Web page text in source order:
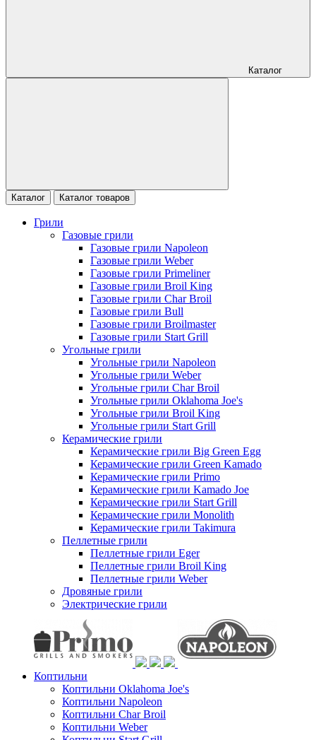
Каталог
Каталог Каталог товаров
Грили
Газовые грили
Газовые грили Napoleon
Газовые грили Weber
Газовые грили Primeliner
Газовые грили Broil King
Газовые грили Char Broil
Газовые грили Bull
Газовые грили Broilmaster
Газовые грили Start Grill
Угольные грили
Угольные грили Napoleon
Угольные грили Weber
Угольные грили Char Broil
Угольные грили Oklahoma Joe's
Угольные грили Broil King
Угольные грили Start Grill
Керамические грили
Керамические грили Big Green Egg
Керамические грили Green Kamado
Керамические грили Primo
Керамические грили Kamado Joe
Керамические грили Start Grill
Керамические грили Monolith
Керамические грили Takimura
Пеллетные грили
Пеллетные грили Eger
Пеллетные грили Broil King
Пеллетные грили Weber
Дровяные грили
Электрические грили
Коптильни
Коптильни Oklahoma Joe's
Коптильни Napoleon
Коптильни Char Broil
Коптильни Weber